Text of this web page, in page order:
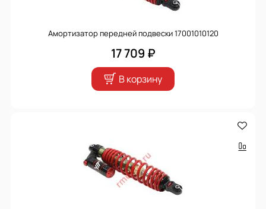
Амортизатор передней подвески 17001010120
17 709 ₽
В корзину